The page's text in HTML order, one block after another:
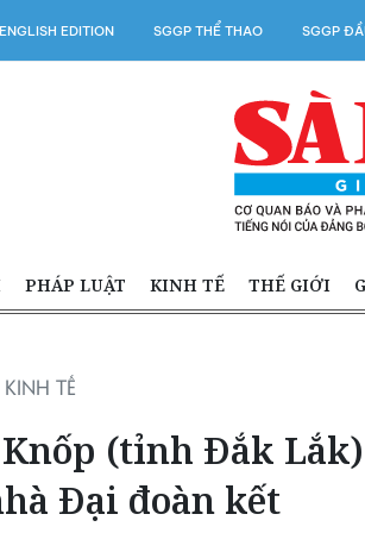
ENGLISH EDITION SGGP THỂ THAO SGGP
PHÁP LUẬT KINH TẾ THẾ GIỚI
TẾ
Knốp (tỉnh Đắk
Đại đoàn kết